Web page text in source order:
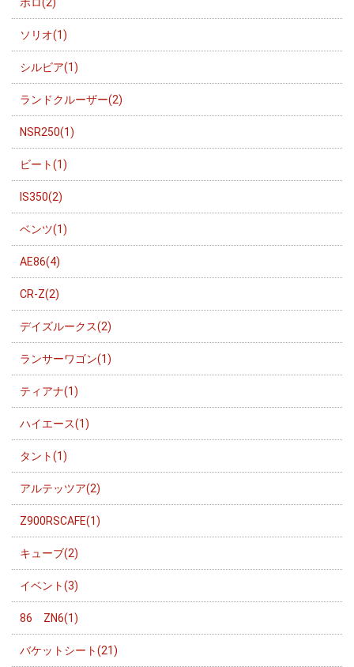
ソリオ(1)
シルビア(1)
ランドクルーザー(2)
NSR250(1)
ビート(1)
IS350(2)
ベンツ(1)
AE86(4)
CR-Z(2)
デイズルークス(2)
ランサーワゴン(1)
ティアナ(1)
ハイエース(1)
タント(1)
アルテッツア(2)
Z900RSCAFE(1)
キューブ(2)
イベント(3)
86 ZN6(1)
バケットシート(21)